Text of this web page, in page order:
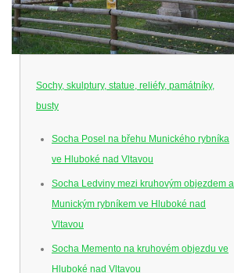
Sochy, skulptury, statue, reliéfy, památníky,
busty
Socha Posel na břehu Munického rybníka
ve Hluboké nad Vltavou
Socha Ledviny mezi kruhovým objezdem a
Munickým rybníkem ve Hluboké nad
Vltavou
Socha Memento na kruhovém objezdu ve
Hluboké nad Vltavou